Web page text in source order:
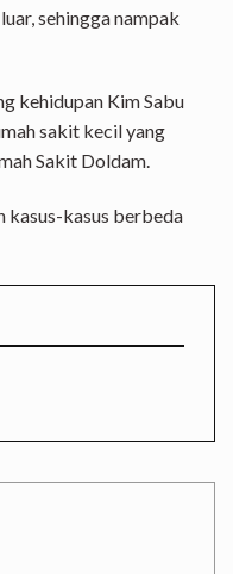
sehingga nampak
kehidupan Kim Sabu
sakit kecil yang
Sakit Doldam.
kasus-kasus berbeda